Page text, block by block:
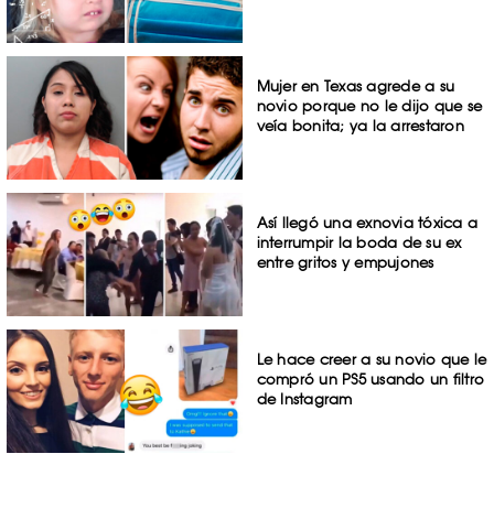
Mujer en Texas agrede a su
novio porque no le dijo que se
veía bonita; ya la arrestaron
Así llegó una exnovia tóxica a
interrumpir la boda de su ex
entre gritos y empujones
Le hace creer a su novio que le
compró un PS5 usando un filtro
de Instagram